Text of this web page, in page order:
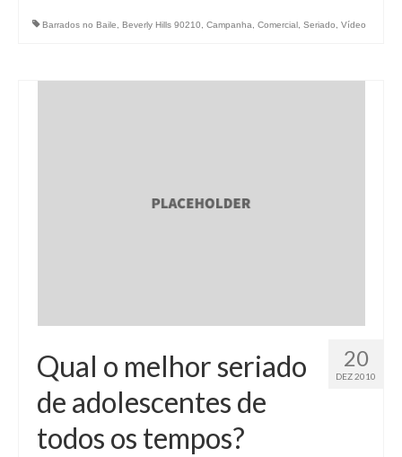
Barrados no Baile Beverly Hills 90210 Campanha Comercial Seriado Vídeo
20
DEZ 2010
Qual o melhor seriado
de adolescentes de
todos os tempos?